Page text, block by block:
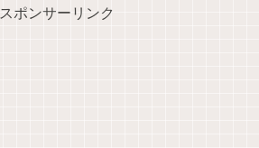
スポンサーリンク